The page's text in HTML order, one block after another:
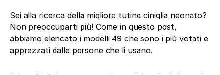
Sei alla ricerca della migliore tutine ciniglia neonato?
Non preoccuparti più! Come in questo post,
abbiamo elencato i modelli 49 che sono i più votati e
apprezzati dalle persone che li usano.